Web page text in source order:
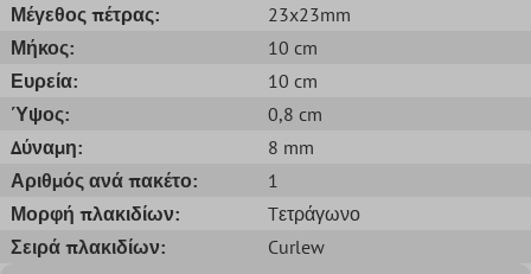
Μέγεθος πέτρας:
23x23mm
Μήκος:
10 cm
Ευρεία:
10 cm
Ύψος:
0,8 cm
Δύναμη:
8 mm
Αριθμός ανά πακέτο:
1
Μορφή πλακιδίων:
Tετράγωνο
Σειρά πλακιδίων:
Curlew